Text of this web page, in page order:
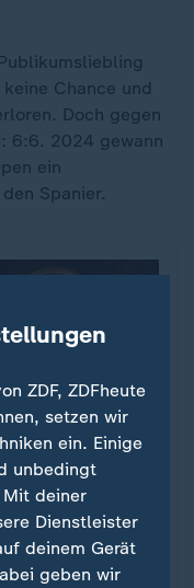
Chance und
Doch gegen
6:6. 2024 gewann
ein
Spanier.
East
ZDF, ZDFheute
setzen wir
ein. Einige
unbedingt
deiner
Dienstleister
deinem Gerät
geben wir